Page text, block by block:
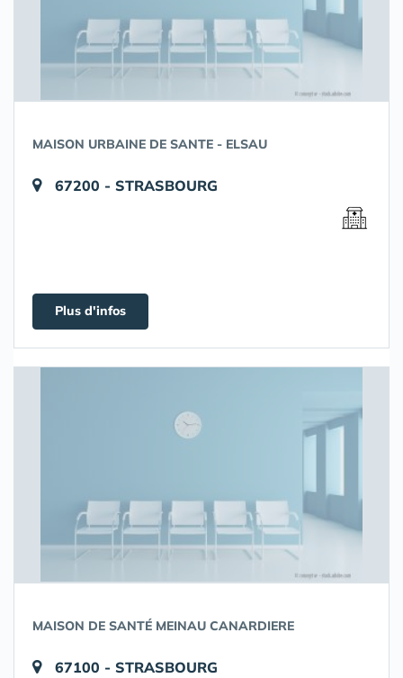
MAISON URBAINE DE SANTE - ELSAU
67200 - STRASBOURG
Plus d'infos
MAISON DE SANTÉ MEINAU CANARDIERE
67100 - STRASBOURG